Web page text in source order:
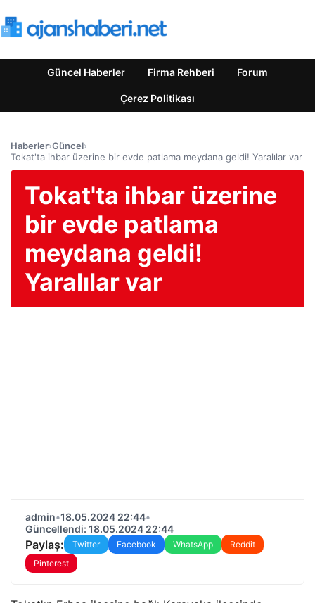
Güncel Haberler Firma Rehberi Forum
Çerez Politikası
Haberler›Güncel›
Tokat'ta ihbar üzerine bir evde patlama meydana geldi! Yaralılar var
Tokat'ta ihbar üzerine
bir evde patlama
meydana geldi!
Yaralılar var
admin•18.05.2024 22:44•
Güncellendi: 18.05.2024 22:44
Paylaş: Twitter Facebook WhatsApp
Reddit
Pinterest